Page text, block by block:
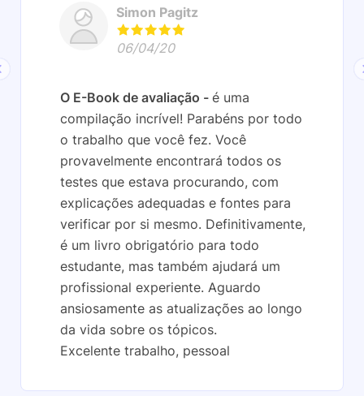
Simon Pagitz
06/04/20
O E-Book de avaliação
é uma
compilação incrível! Parabéns por todo
o trabalho que você fez. Você
provavelmente encontrará todos os
testes que estava procurando, com
explicações adequadas e fontes para
verificar por si mesmo. Definitivamente,
é um livro obrigatório para todo
estudante, mas também ajudará um
profissional experiente. Aguardo
ansiosamente as atualizações ao longo
da vida sobre os tópicos.
Excelente trabalho, pessoal